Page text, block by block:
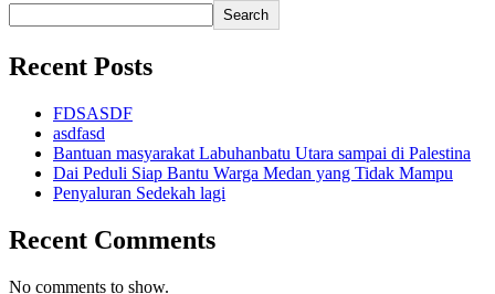
Search
Recent Posts
FDSASDF
asdfasd
Bantuan masyarakat Labuhanbatu Utara sampai di Palestina
Dai Peduli Siap Bantu Warga Medan yang Tidak Mampu
Penyaluran Sedekah lagi
Recent Comments
No comments to show.